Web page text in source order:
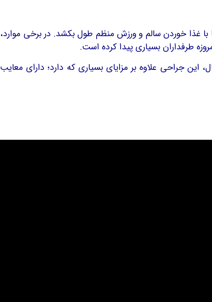
غذا خوردن سالم و ورزش منظم طول بکشد. در برخی موارد،
طرفداران بسیاری پیدا کرده است.
این جراحی علاوه بر مزایای بسیاری که دارد؛ دارای معایب